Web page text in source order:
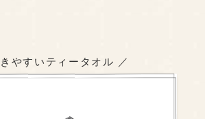
やすいティータオル ／